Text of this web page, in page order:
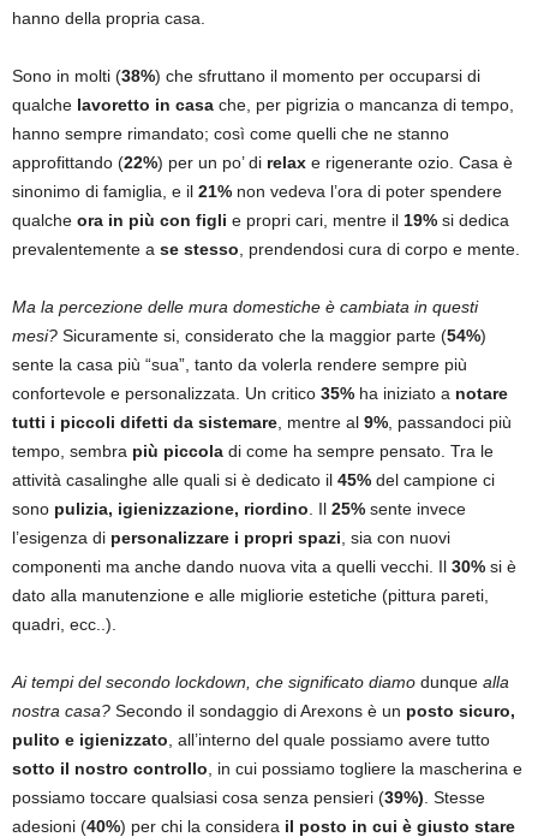
hanno della propria casa.
Sono in molti (38%) che sfruttano il momento per occuparsi di
qualche lavoretto in casa che, per pigrizia o mancanza di tempo,
hanno sempre rimandato; così come quelli che ne stanno
approfittando (22%) per un po’ di relax e rigenerante ozio. Casa è
sinonimo di famiglia, e il 21% non vedeva l’ora di poter spendere
qualche ora in più con figli e propri cari, mentre il 19% si dedica
prevalentemente a se stesso , prendendosi cura di corpo e mente.
Ma la percezione delle mura domestiche è cambiata in questi
mesi? Sicuramente si, considerato che la maggior parte (54%)
sente la casa più “sua”, tanto da volerla rendere sempre più
confortevole e personalizzata. Un critico 35% ha iniziato a notare
tutti i piccoli difetti da sistemare , mentre al 9% , passandoci più
tempo, sembra più piccola di come ha sempre pensato. Tra le
attività casalinghe alle quali si è dedicato il 45% del campione ci
sono pulizia, igienizzazione, riordino . Il 25% sente invece
l’esigenza di personalizzare i propri spazi , sia con nuovi
componenti ma anche dando nuova vita a quelli vecchi. Il 30% si è
dato alla manutenzione e alle migliorie estetiche (pittura pareti,
quadri, ecc..).
Ai tempi del secondo lockdown, che significato diamo dunque alla
nostra casa? Secondo il sondaggio di Arexons è un posto sicuro,
pulito e igienizzato , all’interno del quale possiamo avere tutto
sotto il nostro controllo , in cui possiamo togliere la mascherina e
possiamo toccare qualsiasi cosa senza pensieri (39%) . Stesse
adesioni (40%) per chi la considera il posto in cui è giusto stare